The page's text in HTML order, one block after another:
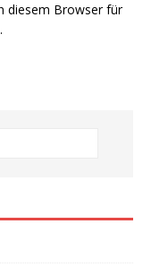
diesem Browser für